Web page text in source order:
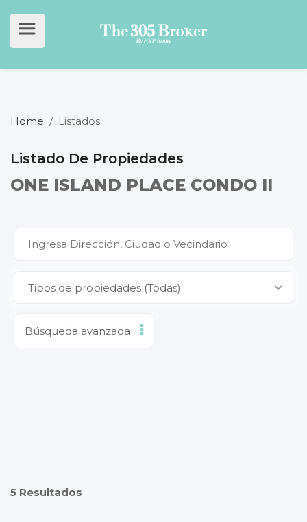
Home / Listados
Listado De Propiedades
ONE ISLAND PLACE CONDO II
Tipos de propiedades (Todas)
Búsqueda avanzada
5 Resultados